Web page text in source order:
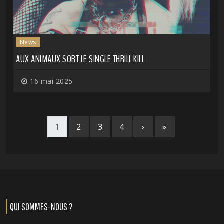
News
AUX ANIMAUX SORT LE SINGLE THRILL KILL
16 mai 2025
1 2 3 4 › »
QUI SOMMES-NOUS ?